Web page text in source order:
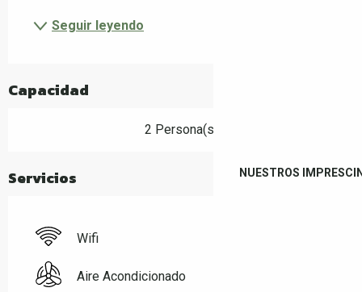
NUESTROS
Seguir leyendo
Capacidad
2 Persona(s)
Servicios
Wifi
Aire Acondicionado